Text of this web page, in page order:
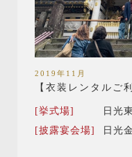
2019年11月
【衣装レンタルご
[挙式場]
日光
[披露宴会場]
日光